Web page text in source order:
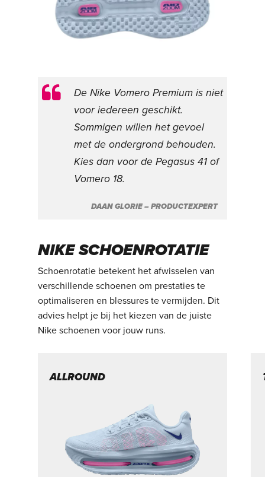
De Nike Vomero Premium is niet
voor iedereen geschikt.
Sommigen willen het gevoel
met de ondergrond behouden.
Kies dan voor de Pegasus 41 of
Vomero 18.
DAAN GLORIE – PRODUCTEXPERT
NIKE SCHOENROTATIE
Schoenrotatie betekent het afwisselen van
verschillende schoenen om prestaties te
optimaliseren en blessures te vermijden. Dit
advies helpt je bij het kiezen van de juiste
Nike schoenen voor jouw runs.
ALLROUND